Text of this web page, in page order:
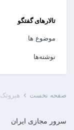
تالارهای گفتگو
موضوع ها
نوشته‌ها
صفحه نخست هیروتک
سرور مجازی ایران